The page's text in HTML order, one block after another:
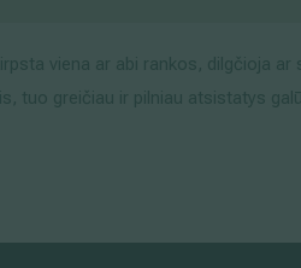
viena ar abi rankos, dilgčioja
tuo greičiau ir pilniau atsistatys